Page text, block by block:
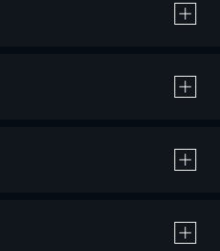
ード決済による作品の購入 / レンタルです。